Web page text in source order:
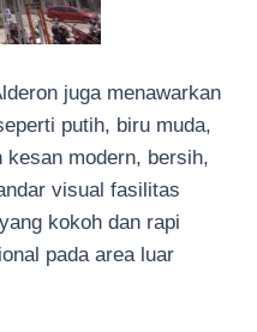
juga menawarkan
putih, biru muda,
kesan modern, bersih,
visual fasilitas
kokoh dan rapi
pada area luar